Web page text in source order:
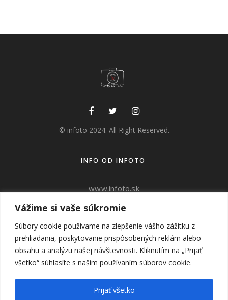
Vážime si vaše súkromie
Súbory cookie používame na zlepšenie vášho zážitku z
prehliadania, poskytovanie prispôsobených reklám alebo
obsahu a analýzu našej návštevnosti. Kliknutím na „Prijať
všetko“ súhlasíte s naším používaním súborov cookie.
Prijať všetko
© infoto 2024. All Right Reserved.
INFO OD INFOTO
www.infoto.sk
ahoj@victorweddings.sk
0905 944 809
SUBSCRIBE